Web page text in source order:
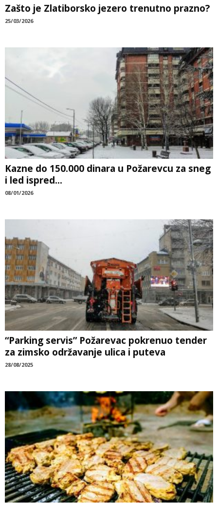
Zašto je Zlatiborsko jezero trenutno prazno?
25/03/2026
Kazne do 150.000 dinara u Požarevcu za sneg
i led ispred...
08/01/2026
“Parking servis” Požarevac pokrenuo tender
za zimsko održavanje ulica i puteva
28/08/2025